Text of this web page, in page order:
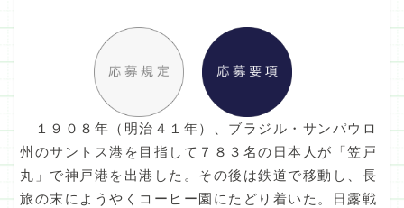
１９０８年（明治４１年）、ブラジル・サンパウロ
州のサントス港を目指して７８３名の日本人が「笠戸
丸」で神戸港を出港した。その後は鉄道で移動し、長
旅の末にようやくコーヒー園にたどり着いた。日露戦